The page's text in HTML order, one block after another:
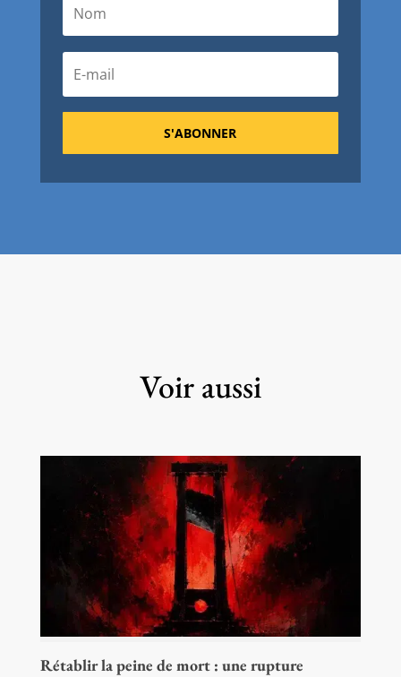
S'ABONNER
Voir aussi
Rétablir la peine de mort : une rupture